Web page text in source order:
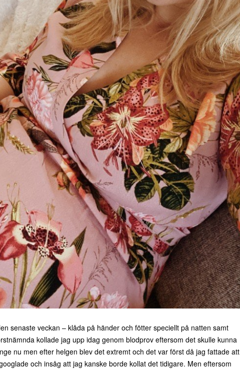
senaste veckan – klåda på händer och fötter speciellt på natten samt
kollade jag upp idag genom blodprov eftersom det skulle kunna
nu men efter helgen blev det extremt och det var först då jag fattade att
och insåg att jag kanske borde kollat det tidigare. Men eftersom